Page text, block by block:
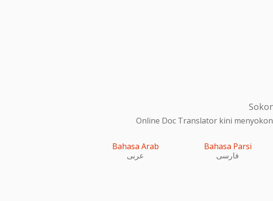
Online Doc Translator kini
Bahasa Arab
عربى
Bahasa Parsi
فارسی